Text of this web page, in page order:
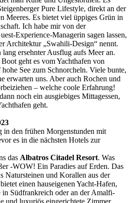
Pure Lifestyle, direkt an der
Meeres. Es bietet viel üppiges Grün in
Ich habe mir von der
Experience-Managerin sagen lassen,
Architektur „Swahili-Design“ nennt.
ersehnter Ausflug aufs Meer an.
geht es vom Yachthafen von
See zum Schnorcheln. Viele bunte,
erwarten uns. Aber auch Rochen und
– welche coole Erfahrung!
noch ein ausgiebiges Mittagessen,
geht.
in den frühen Morgenstunden mit
es in die nächsten Hotels zur
das Albatros Citadel Resort. Was
-WOW! Ein Paradies auf Erden. Das
Natursteinen und Korallen aus der
einen hauseigenen Yacht-Hafen,
Südfrankreich oder an der Amalfi-